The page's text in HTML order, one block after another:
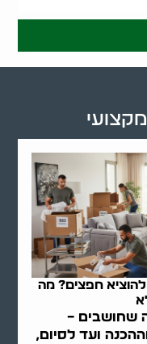
חפצים? מה
שחושבים –
ועד לסיום,